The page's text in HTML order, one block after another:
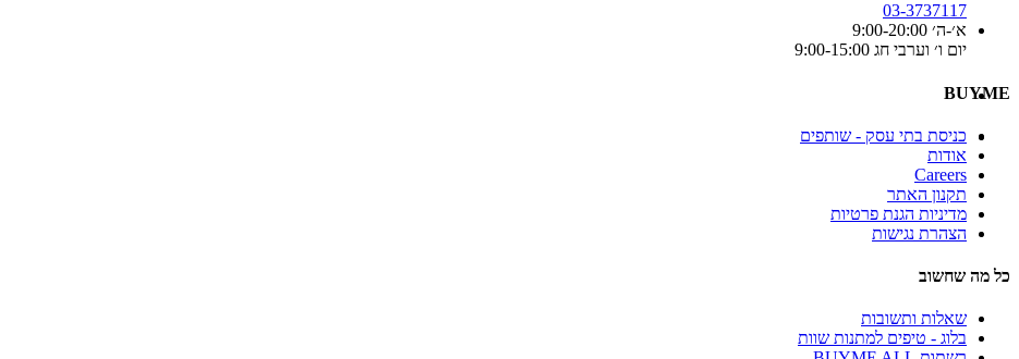
03-3737117
א׳-ה׳ 9:00-20:00
יום ו׳ וערבי חג 9:00-15:00
BUYME
כניסת בתי עסק - שותפים
אודות
Careers
תקנון האתר
מדיניות הגנת פרטיות
הצהרת נגישות
כל מה שחשוב
שאלות ותשובות
בלוג - טיפים למתנות שוות